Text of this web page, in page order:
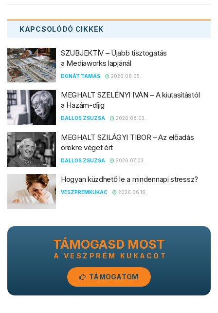
KAPCSOLÓDÓ CIKKEK
SZUBJEKTÍV – Újabb tisztogatás
a Mediaworks lapjánál
DONÁT TAMÁS 2026.08.05.
MEGHALT SZELÉNYI IVÁN – A kiutasítástól
a Hazám-díjig
DALLOS ZSUZSA 2026.08.03.
MEGHALT SZILÁGYI TIBOR – Az előadás
örökre véget ért
DALLOS ZSUZSA 2026.07.03.
Hogyan küzdhető le a mindennapi stressz?
VESZPREMKUKAC 2026.06.16.
TÁMOGASD MOST
A VESZPRÉM KUKACOT
TÁMOGATOM